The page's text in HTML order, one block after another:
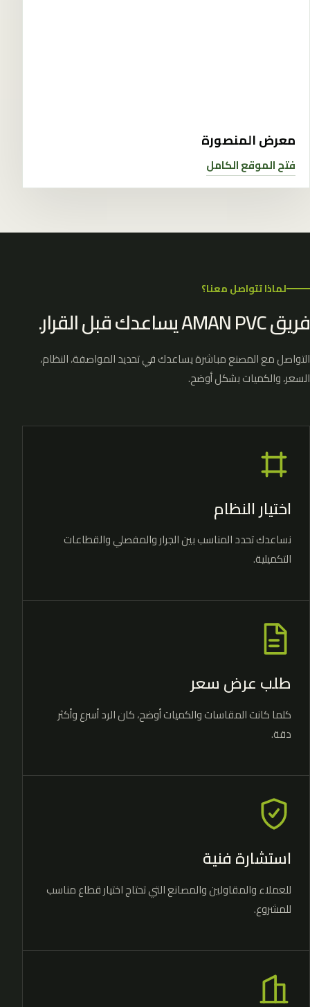
معرض المنصورة
فتح الموقع الكامل
لماذا تتواصل معنا؟
فريق AMAN PVC يساعدك قبل القرار.
التواصل مع المصنع مباشرة يساعدك في تحديد المواصفة، النظام،
السعر، والكميات بشكل أوضح.
اختيار النظام
نساعدك تحدد المناسب بين الجرار والمفصلي والقطاعات
التكميلية.
طلب عرض سعر
كلما كانت المقاسات والكميات أوضح، كان الرد أسرع وأكثر
دقة.
استشارة فنية
للعملاء والمقاولين والمصانع التي تحتاج اختيار قطاع مناسب
للمشروع.